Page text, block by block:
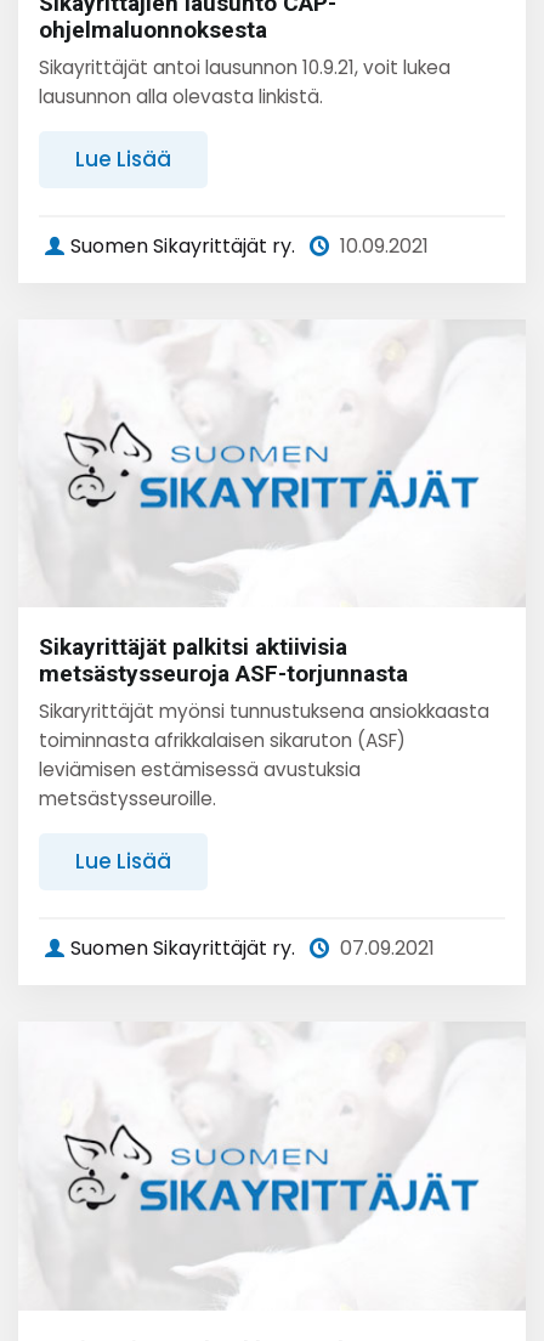
ohjelmaluonnoksesta
Sikayrittäjät antoi lausunnon 10.9.21, voit lukea
lausunnon alla olevasta linkistä.
Lue Lisää
Suomen Sikayrittäjät ry. 10.09.2021
Sikayrittäjät palkitsi aktiivisia
metsästysseuroja ASF-torjunnasta
Sikaryrittäjät myönsi tunnustuksena ansiokkaasta
toiminnasta afrikkalaisen sikaruton (ASF)
leviämisen estämisessä avustuksia
metsästysseuroille.
Lue Lisää
Suomen Sikayrittäjät ry. 07.09.2021